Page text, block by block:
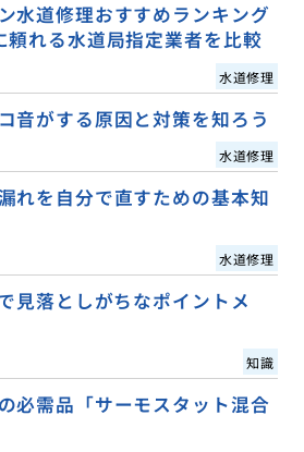
水道修理おすすめランキング
頼れる水道局指定業者を比較
水道修理
音がする原因と対策を知ろう
水道修理
れを自分で直すための基本知
水道修理
見落としがちなポイントメ
知識
必需品「サーモスタット混合